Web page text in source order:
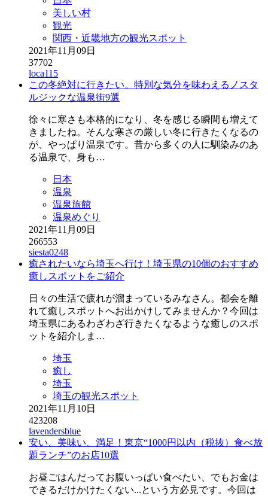
美しい村
観光
関西・近畿地方の観光スポット
2021年11月09日
37702
loca115
この冬絶対に行きたい。特別な気分を味わえるノスタ
ルジックな温泉街9選
徐々に寒さも本格的になり、冬を感じる瞬間も増えて
きましたね。そんな寒さの厳しい冬に行きたくなるの
が、やっぱり温泉です。昔から多くの人に馴染みのあ
る温泉で、身も…
日本
温泉
温泉旅館
温泉めぐり
2021年11月09日
266553
siesta0248
癒されたいなら埼玉へ行け！埼玉県の10個のおすすめ
癒しスポットをご紹介
日々の生活で疲れが溜まっているみなさん。都会を離
れて癒しスポットへお出かけしてみませんか？今回は
埼玉県にあるわざわざ行きたくなるような癒しのスポ
ットを紹介しま…
埼玉
癒し
埼玉
埼玉の観光スポット
2021年11月10日
423208
lavendersblue
安い、美味い、満足！東京“1000円以内（税抜）食べ放
題ランチ”のお店10選
お昼ごはんだってお腹いっぱい食べたい、でもお金は
できるだけかけたくない...という方必見です。今回は